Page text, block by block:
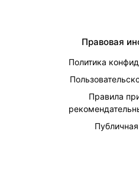
Правовая
Политика
Правила